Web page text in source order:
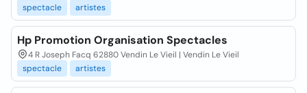
spectacle
artistes
Hp Promotion Organisation Spectacles
4 R Joseph Facq 62880 Vendin Le Vieil | Vendin Le Vieil
spectacle
artistes